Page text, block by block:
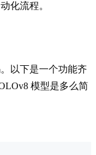
化流程。
以下是一个功能齐
模型是多么简